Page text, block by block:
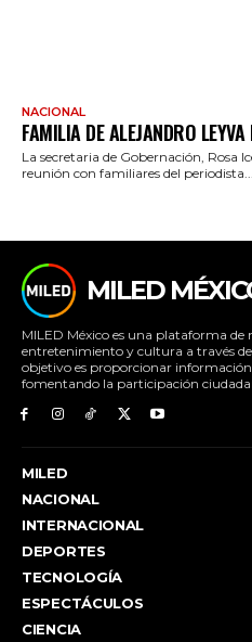
NACIONAL
FAMILIA DE ALEJANDRO
La secretaria de Gobernación, Rosa
reunión con familiares del periodista...
MILED
MILED México es una plataforma de
entretenimiento y cultura a través
objetivo es proporcionar información
fomentando la participación
MILED
NACIONAL
INTERNACIONAL
DEPORTES
TECNOLOGÍA
ESPECTÁCULOS
CIENCIA